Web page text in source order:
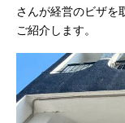
さんが経営のビザを
ご紹介します。